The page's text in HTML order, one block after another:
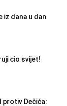
iz dana u dan
cio svijet!
protiv Dečića: